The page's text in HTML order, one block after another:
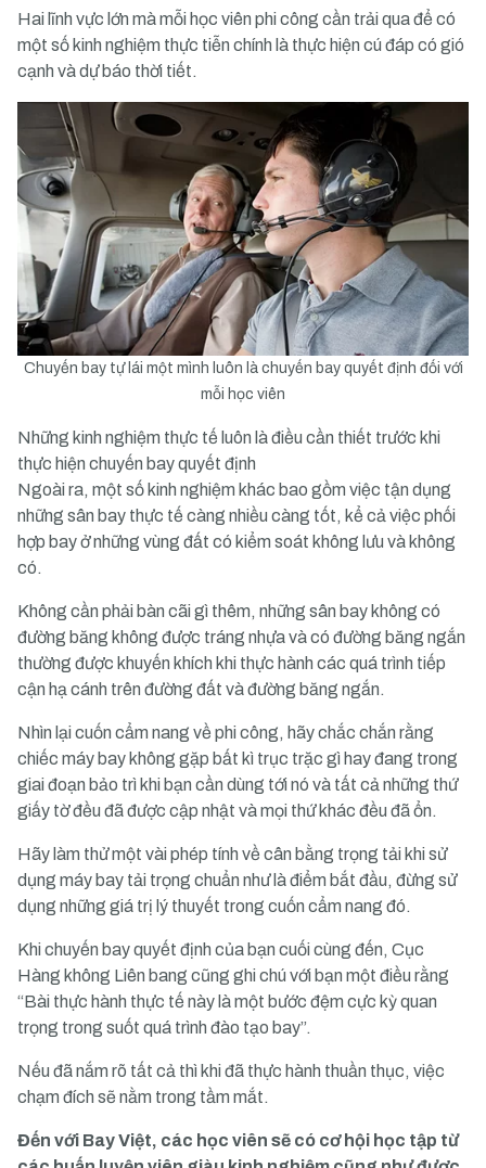
Hai lĩnh vực lớn mà mỗi học viên phi công cần trải qua để có
một số kinh nghiệm thực tiễn chính là thực hiện cú đáp có gió
cạnh và dự báo thời tiết.
Chuyến bay tự lái một mình luôn là chuyến bay quyết định đối với
mỗi học viên
Những kinh nghiệm thực tế luôn là điều cần thiết trước khi
thực hiện chuyến bay quyết định
Ngoài ra, một số kinh nghiệm khác bao gồm việc tận dụng
những sân bay thực tế càng nhiều càng tốt, kể cả việc phối
hợp bay ở những vùng đất có kiểm soát không lưu và không
có.
Không cần phải bàn cãi gì thêm, những sân bay không có
đường băng không được tráng nhựa và có đường băng ngắn
thường được khuyến khích khi thực hành các quá trình tiếp
cận hạ cánh trên đường đất và đường băng ngắn.
Nhìn lại cuốn cẩm nang về phi công, hãy chắc chắn rằng
chiếc máy bay không gặp bất kì trục trặc gì hay đang trong
giai đoạn bảo trì khi bạn cần dùng tới nó và tất cả những thứ
giấy tờ đều đã được cập nhật và mọi thứ khác đều đã ổn.
Hãy làm thử một vài phép tính về cân bằng trọng tải khi sử
dụng máy bay tải trọng chuẩn như là điểm bắt đầu, đừng sử
dụng những giá trị lý thuyết trong cuốn cẩm nang đó.
Khi chuyến bay quyết định của bạn cuối cùng đến, Cục
Hàng không Liên bang cũng ghi chú với bạn một điều rằng
“Bài thực hành thực tế này là một bước đệm cực kỳ quan
trọng trong suốt quá trình đào tạo bay”.
Nếu đã nắm rõ tất cả thì khi đã thực hành thuần thục, việc
chạm đích sẽ nằm trong tầm mắt.
Đến với Bay Việt, các học viên sẽ có cơ hội học tập từ